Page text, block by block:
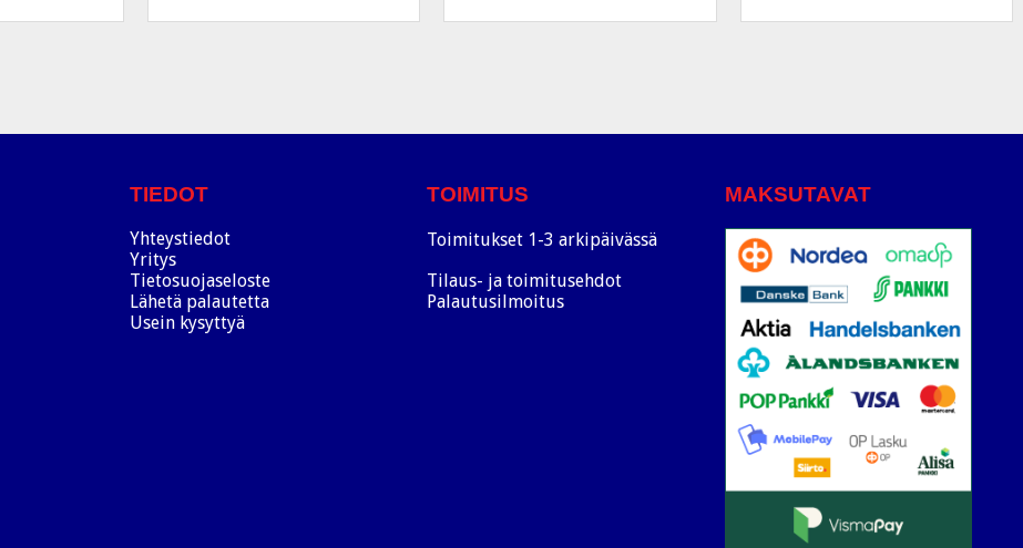
TIEDOT
Yhteystiedot
Yritys
Tietosuojaseloste
Lähetä palautetta
Usein kysyttyä
TOIMITUS
Toimitukset 1-3 arkipäivässä
Tilaus- ja toimitusehdot
Palautusilmoitus
MAKSUTAVAT